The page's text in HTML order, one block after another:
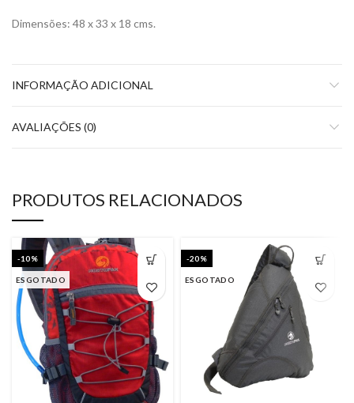
Dimensões: 48 x 33 x 18 cms.
INFORMAÇÃO ADICIONAL
AVALIAÇÕES (0)
PRODUTOS RELACIONADOS
-10%
ESGOTADO
-20%
ESGOTADO